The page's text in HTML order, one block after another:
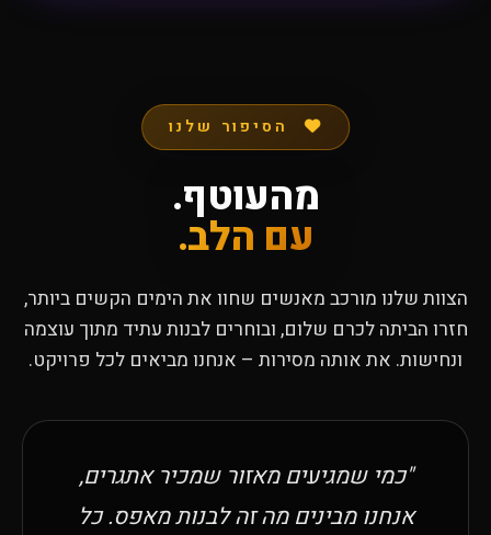
הסיפור שלנו
מהעוטף.
עם הלב.
הצוות שלנו מורכב מאנשים שחוו את הימים הקשים ביותר,
חזרו הביתה לכרם שלום, ובוחרים לבנות עתיד מתוך עוצמה
ונחישות. את אותה מסירות – אנחנו מביאים לכל פרויקט.
"כמי שמגיעים מאזור שמכיר אתגרים,
אנחנו מבינים מה זה לבנות מאפס. כל